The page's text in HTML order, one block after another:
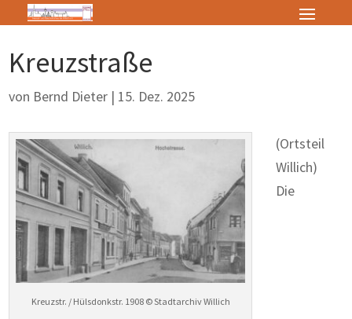
Kreuzstraße
von Bernd Dieter | 15. Dez. 2025
Kreuzstr. / Hülsdonkstr. 1908 © Stadtarchiv Willich
(Ortsteil
Willich)
Die